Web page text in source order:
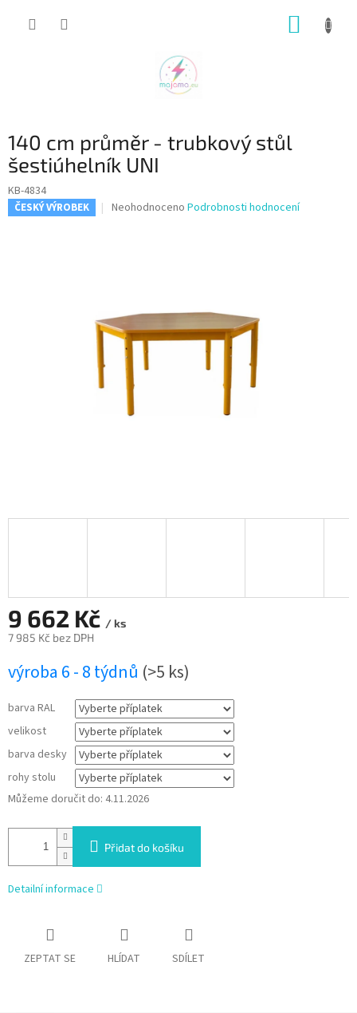
140 cm průměr - trubkový stůl
šestiúhelník UNI
KB-4834
ČESKÝ VÝROBEK
Průměrné
hvězdiček.
Neohodnoceno Podrobnosti hodnocení
9 662 Kč / ks
7 985 Kč bez DPH
cena:
výroba 6 - 8 týdnů (>5 ks)
barva RAL
velikost
barva desky
rohy stolu
Můžeme doručit do: 4.11.2026
Přidat do košíku
Detailní informace
ZEPTAT SE HLÍDAT SDÍLET